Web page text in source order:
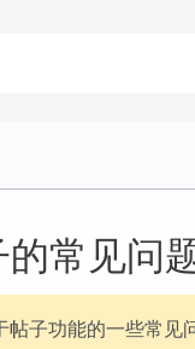
常见问
帖子功能的一些常见